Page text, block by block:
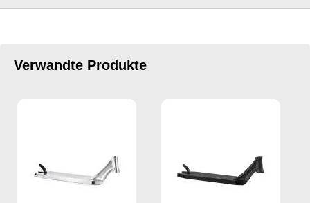
Verwandte Produkte